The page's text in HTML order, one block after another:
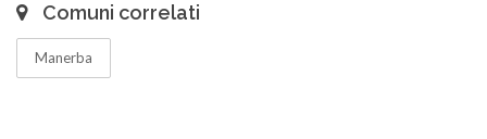
Comuni correlati
Manerba